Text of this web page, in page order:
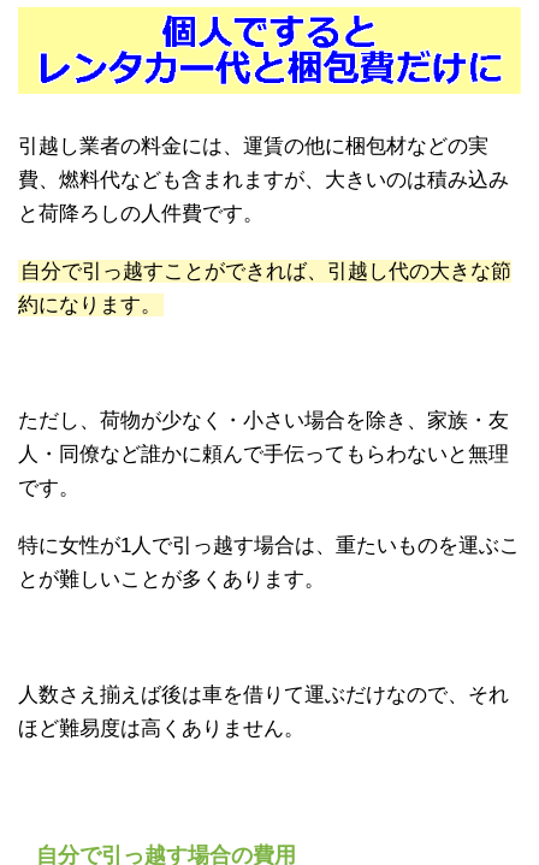
引越し業者の料金には、運賃の他に梱包材などの実
費、燃料代なども含まれますが、大きいのは積み込み
と荷降ろしの人件費です。
自分で引っ越すことができれば、引越し代の大きな節
約になります。
ただし、荷物が少なく・小さい場合を除き、家族・友
人・同僚など誰かに頼んで手伝ってもらわないと無理
です。
特に女性が1人で引っ越す場合は、重たいものを運ぶこ
とが難しいことが多くあります。
人数さえ揃えば後は車を借りて運ぶだけなので、それ
ほど難易度は高くありません。
自分で引っ越す場合の費用